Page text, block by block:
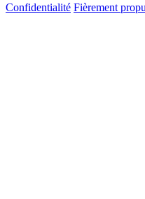
Confidentialité Fièrement